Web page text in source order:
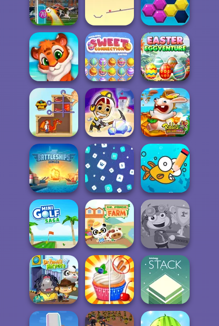
Home Design:
Small House
Music Rush
Tom Clancy's
Shootout
3D Free Kick
World Cup 18
Ball Drop Puzzle Fever
Mosaic Artimo
Mahjong Sweet
Easter
Easter
Eggventure
Home Pin 1
Idle Miner Space
Rush
Rabbids Volcano
Panic
Battleships
Armada
Words Match
Cute Coloring
Games
Mini Golf Saga Dr. Panda Farm Poptropica